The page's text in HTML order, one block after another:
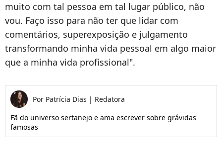
muito com tal pessoa em tal lugar público, não
vou. Faço isso para não ter que lidar com
comentários, superexposição e julgamento
transformando minha vida pessoal em algo maior
que a minha vida profissional".
Por Patrícia Dias | Redatora
Fã do universo sertanejo e ama escrever sobre grávidas
famosas